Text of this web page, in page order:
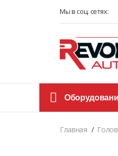
Мы в соц. сетях:
Главная